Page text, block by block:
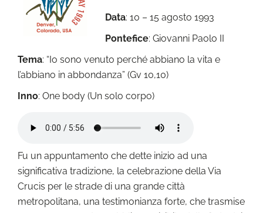
Data: 10 – 15 agosto 1993
Pontefice: Giovanni Paolo II
Tema: “Io sono venuto perché abbiano la vita e
l’abbiano in abbondanza” (Gv 10,10)
Inno: One body (Un solo corpo)
Fu un appuntamento che dette inizio ad una
significativa tradizione, la celebrazione della Via
Crucis per le strade di una grande città
metropolitana, una testimonianza forte, che trasmise